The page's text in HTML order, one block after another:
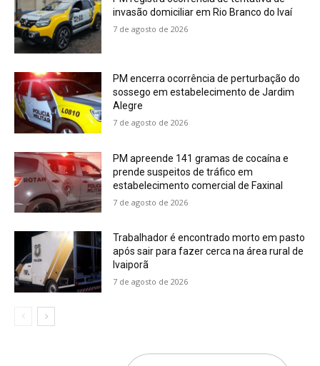
invasão domiciliar em Rio Branco do Ivaí
7 de agosto de 2026
PM encerra ocorrência de perturbação do
sossego em estabelecimento de Jardim
Alegre
7 de agosto de 2026
PM apreende 141 gramas de cocaína e
prende suspeitos de tráfico em
estabelecimento comercial de Faxinal
7 de agosto de 2026
Trabalhador é encontrado morto em pasto
após sair para fazer cerca na área rural de
Ivaiporã
7 de agosto de 2026